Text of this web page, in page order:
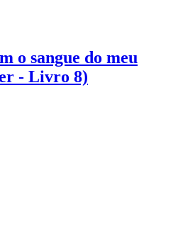
o sangue do meu
- Livro 8)